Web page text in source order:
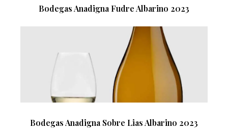
Bodegas Anadigna Fudre Albarino 2023
Bodegas Anadigna Sobre Lias Albarino 2023